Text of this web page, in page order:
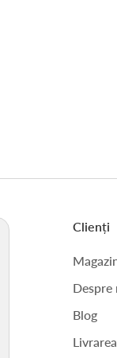
Clienți
Despre
Blog